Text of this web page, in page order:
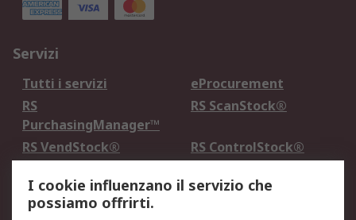
Servizi
Tutti i servizi
eProcurement
RS
PurchasingManager™
RS ScanStock®
RS VendStock®
RS ControlStock®
Legale
I cookie influenzano il servizio che
possiamo offrirti.